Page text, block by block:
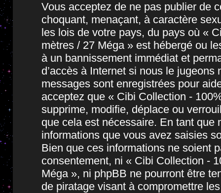
Vous acceptez de ne pas publier de
choquant, menaçant, à caractère
les lois de votre pays, du pays où «
mètres / 27 Méga » est hébergé ou
à un bannissement immédiat et
d’accès à Internet si nous le
messages sont enregistrées pour
acceptez que « Cibi Collection -
supprime, modifie, déplace ou
que cela est nécessaire. En tant
informations que vous avez saisies
Bien que ces informations ne soient
consentement, ni « Cibi Collection -
Méga », ni phpBB ne pourront être
de piratage visant à compromettre